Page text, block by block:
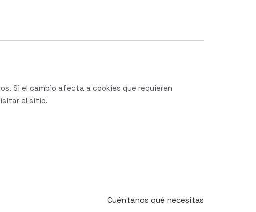
Si el cambio afecta a cookies que requieren
el sitio.
Cuéntanos qué necesitas